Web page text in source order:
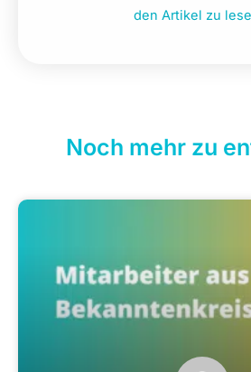
den Artikel zu
Noch mehr zu